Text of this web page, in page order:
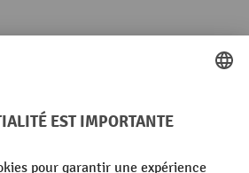
Mentions légales